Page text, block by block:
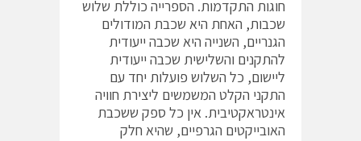
חוגות התקדמות. הספרייה כוללת שלוש
שכבות, האחת היא שכבת המודולים
הגנריים, השנייה היא שכבה ייעודית
להתקנים והשלישית שכבה ייעודית
ליישום, כל השלוש פועלות יחד עם
התקני הקלט המשמשים ליצירת חוויה
אינטראקטיבית. אין כל ספק ששכבת
האובייקטים הגרפיים, שהיא חלק